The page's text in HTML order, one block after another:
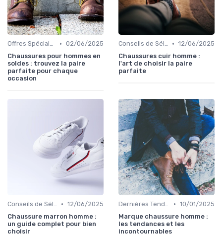
Offres Spéciales et Promotions • 02/06/2025
Chaussures pour hommes en
soldes : trouvez la paire
parfaite pour chaque
occasion
Conseils de Sélection • 12/06/2025
Chaussures cuir homme :
l'art de choisir la paire
parfaite
Conseils de Sélection • 12/06/2025
Chaussure marron homme :
un guide complet pour bien
choisir
Dernières Tendances • 10/01/2025
Marque chaussure homme :
les tendances et les
incontournables